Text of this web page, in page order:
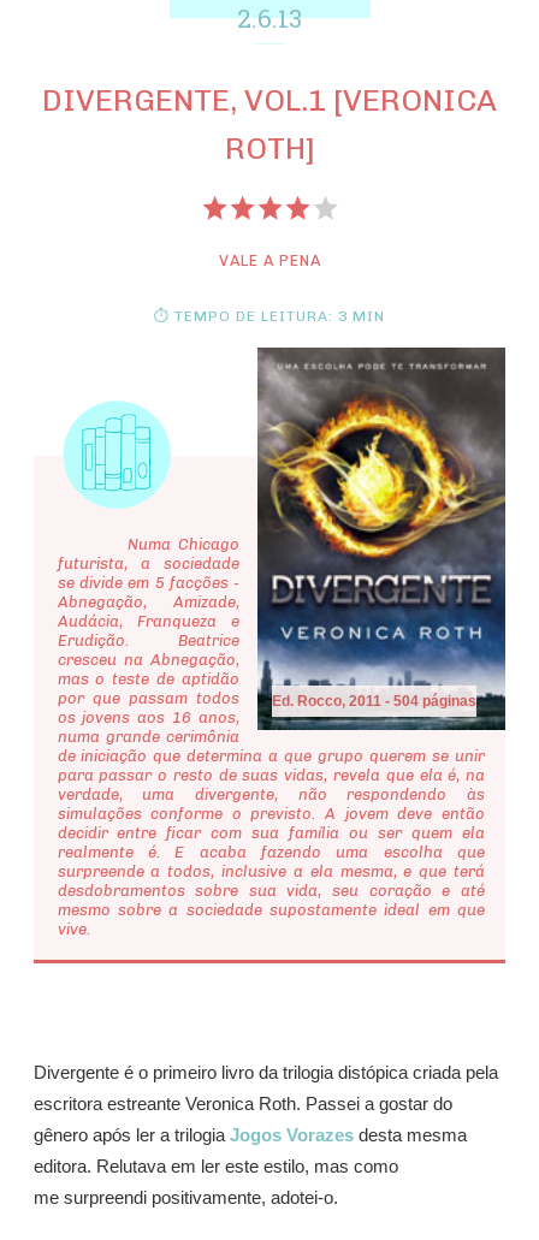
2.6.13
DIVERGENTE, VOL.1 [VERONICA
ROTH]
VALE A PENA
⏱ TEMPO DE LEITURA: 3 MIN
Ed. Rocco, 2011 - 504 páginas
Numa Chicago
futurista, a sociedade
se divide em 5 facções -
Abnegação, Amizade,
Audácia, Franqueza e
Erudição. Beatrice
cresceu na Abnegação,
mas o teste de aptidão
por que passam todos
os jovens aos 16 anos,
numa grande cerimônia
de iniciação que determina a que grupo querem se unir
para passar o resto de suas vidas, revela que ela é, na
verdade, uma divergente, não respondendo às
simulações conforme o previsto. A jovem deve então
decidir entre ficar com sua família ou ser quem ela
realmente é. E acaba fazendo uma escolha que
surpreende a todos, inclusive a ela mesma, e que terá
desdobramentos sobre sua vida, seu coração e até
mesmo sobre a sociedade supostamente ideal em que
vive.
Divergente é o primeiro livro da trilogia distópica criada pela
escritora estreante Veronica Roth. Passei a gostar do
gênero após ler a trilogia Jogos Vorazes desta mesma
editora. Relutava em ler este estilo, mas como
me surpreendi positivamente, adotei-o.